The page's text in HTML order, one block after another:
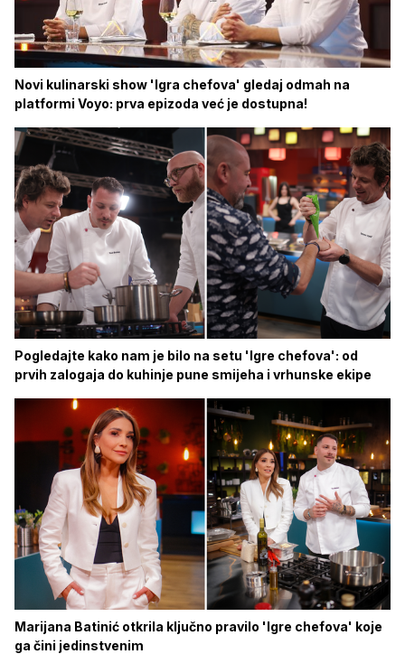
Novi kulinarski show 'Igra chefova' gledaj odmah na
platformi Voyo: prva epizoda već je dostupna!
Pogledajte kako nam je bilo na setu 'Igre chefova': od
prvih zalogaja do kuhinje pune smijeha i vrhunske ekipe
Marijana Batinić otkrila ključno pravilo 'Igre chefova' koje
ga čini jedinstvenim